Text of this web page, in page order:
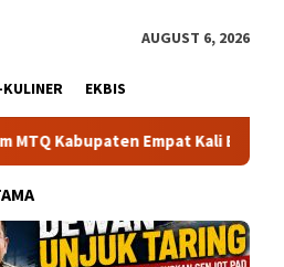
AUGUST 6, 2026
EKBIS
Empat Kali Beruntun